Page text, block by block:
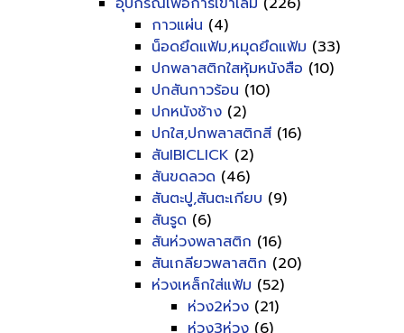
กาวแผ่น (4)
น็อดยึดแฟ้ม,หมุดยึดแฟ้ม (33)
ปกพลาสติกใสหุ้มหนังสือ (10)
ปกสันกาวร้อน (10)
ปกหนังช้าง (2)
ปกใส,ปกพลาสติกสี (16)
สันIBICLICK (2)
สันขดลวด (46)
สันตะปู,สันตะเกียบ (9)
สันรูด (6)
สันห่วงพลาสติก (16)
สันเกลียวพลาสติก (20)
ห่วงเหล็กใส่แฟ้ม (52)
ห่วง2ห่วง (21)
ห่วง3ห่วง (6)